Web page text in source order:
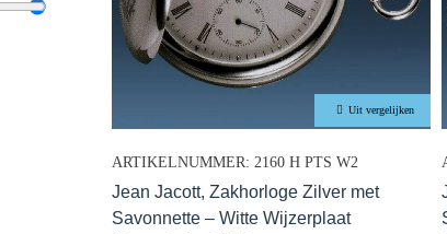
Uit vergelijken
ARTIKELNUMMER: 2160 H PTS W2
Jean Jacott, Zakhorloge Zilver met
Savonnette – Witte Wijzerplaat